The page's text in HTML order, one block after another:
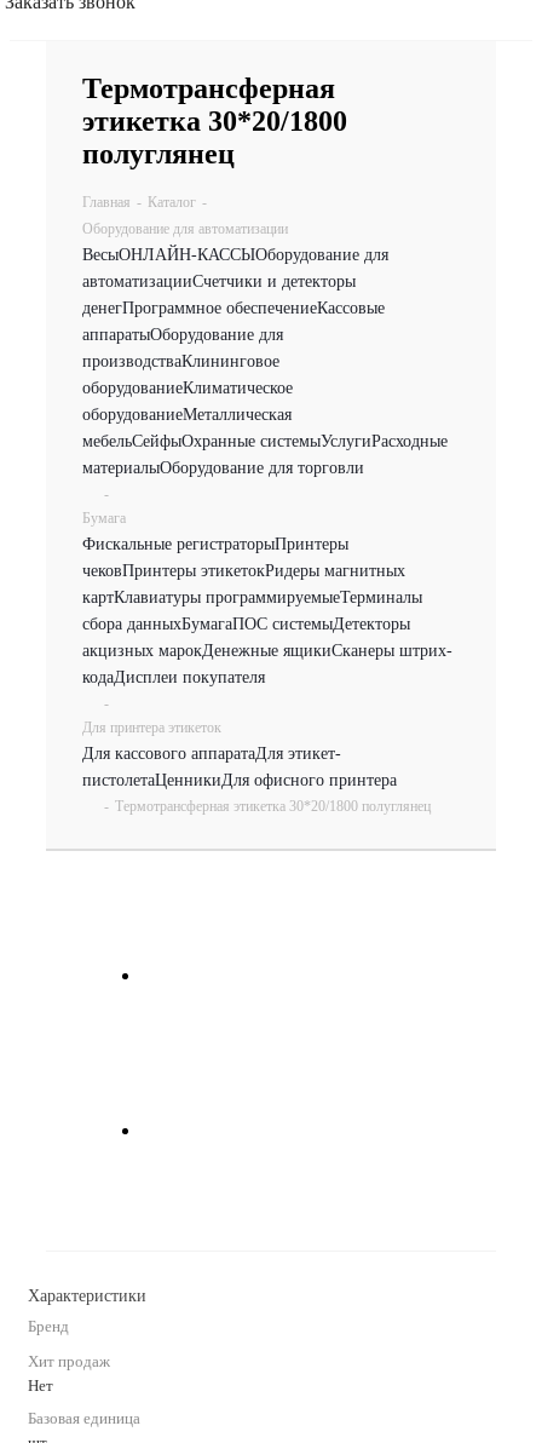
Термотрансферная
этикетка 30*20/1800
полуглянец
Главная - Каталог -
Оборудование для автоматизации
ВесыОНЛАЙН-КАССЫОборудование для
автоматизацииСчетчики и детекторы
денегПрограммное обеспечениеКассовые
аппаратыОборудование для
производстваКлининговое
оборудованиеКлиматическое
оборудованиеМеталлическая
мебельСейфыОхранные системыУслугиРасходные
материалыОборудование для торговли
-
Бумага
Фискальные регистраторыПринтеры
чековПринтеры этикетокРидеры магнитных
картКлавиатуры программируемыеТерминалы
сбора данныхБумагаПОС системыДетекторы
акцизных марокДенежные ящикиСканеры штрих-
кодаДисплеи покупателя
-
Для принтера этикеток
Для кассового аппаратаДля этикет-
пистолетаЦенникиДля офисного принтера
- Термотрансферная этикетка 30*20/1800 полуглянец
Характеристики
Бренд
Хит продаж
Нет
Базовая единица